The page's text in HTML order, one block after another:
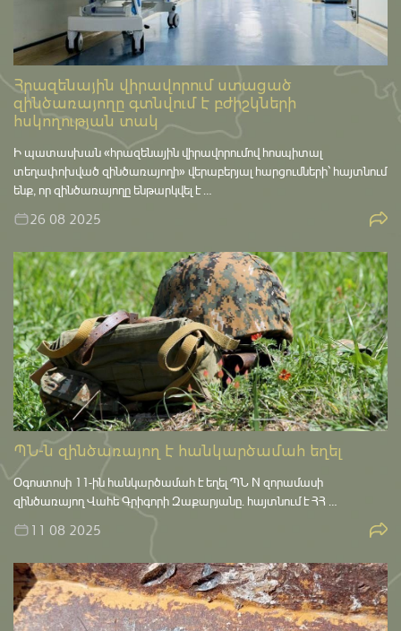
Հրազենային վիրավորում ստացած
զինծառայողը գտնվում է բժիշկների
հսկողության տակ
Ի պատասխան «հրազենային վիրավորումով հոսպիտալ
տեղափոխված զինծառայողի» վերաբերյալ հարցումների՝ հայտնում
ենք, որ զինծառայողը ենթարկվել է …
26 08 2025
ՊՆ-ն զինծառայող է հանկարծամահ եղել
Օգոստոսի 11-ին հանկարծամահ է եղել ՊՆ N զորամասի
զինծառայող Վահե Գրիգորի Զաքարյանը. հայտնում է ՀՀ …
11 08 2025